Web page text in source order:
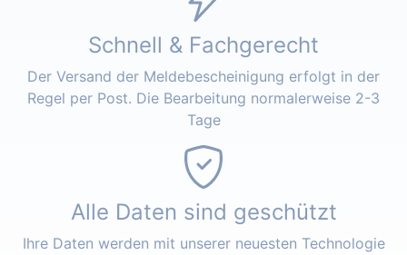
Schnell & Fachgerecht
Der Versand der Meldebescheinigung erfolgt in der
Regel per Post. Die Bearbeitung normalerweise 2-3
Tage
Alle Daten sind geschützt
Ihre Daten werden mit unserer neuesten Technologie